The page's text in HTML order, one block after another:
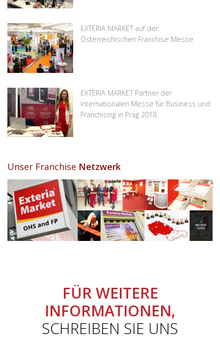
EXTÉRIA MARKET auf der
Österreichischen Franchise Messe
EXTÉRIA MARKET Partner der
Internationalen Messe für Business und
Franchising in Prag 2018
Unser Franchise Netzwerk
FÜR WEITERE
INFORMATIONEN,
SCHREIBEN SIE UNS